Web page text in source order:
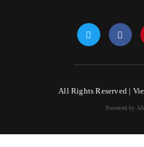
All Rights Reserved |
Powered by